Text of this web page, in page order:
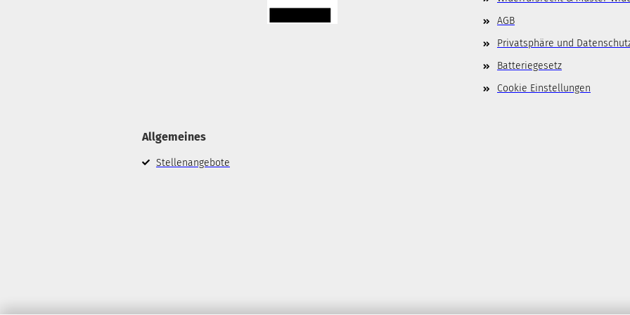
AGB
Privatsphäre und
Batteriegesetz
Cookie Einstellungen
Allgemeines
Stellenangebote